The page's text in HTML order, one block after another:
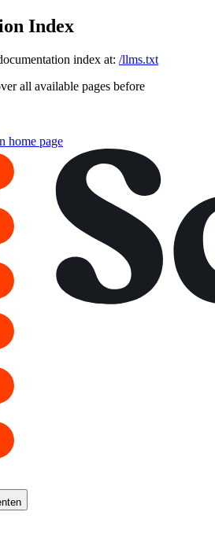
Index
index at: /llms.txt
all available pages before
home page